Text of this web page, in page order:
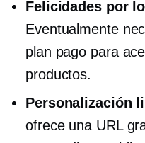
Felicidades por
Eventualmente
plan pago para
productos.
Personalización
ofrece una URL